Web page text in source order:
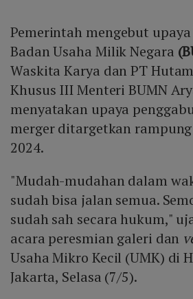
Pemerintah mengebut
Badan Usaha Milik Negara
Waskita Karya dan PT
Khusus III Menteri BUMN
menyatakan upaya
merger ditargetkan
2024.
"Mudah-mudahan dalam
sudah bisa jalan semua.
sudah sah secara hukum,"
acara peresmian galeri dan
Usaha Mikro Kecil (UMK) di
Jakarta, Selasa (7/5).